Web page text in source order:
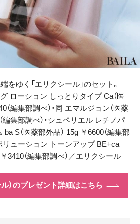
をゆく「エリクシール」のセット。
グ ローション しっとりタイプ Ca（医
（編集部調べ）・同 エマルジョン（医薬
編集部調べ）・シュペリエル レチノパ
S（医薬部外品） 15g ￥6600（編集部
リューション トーンアップ BE+ca
3410（編集部調べ）／エリクシール
）のプレゼント詳細はこちら